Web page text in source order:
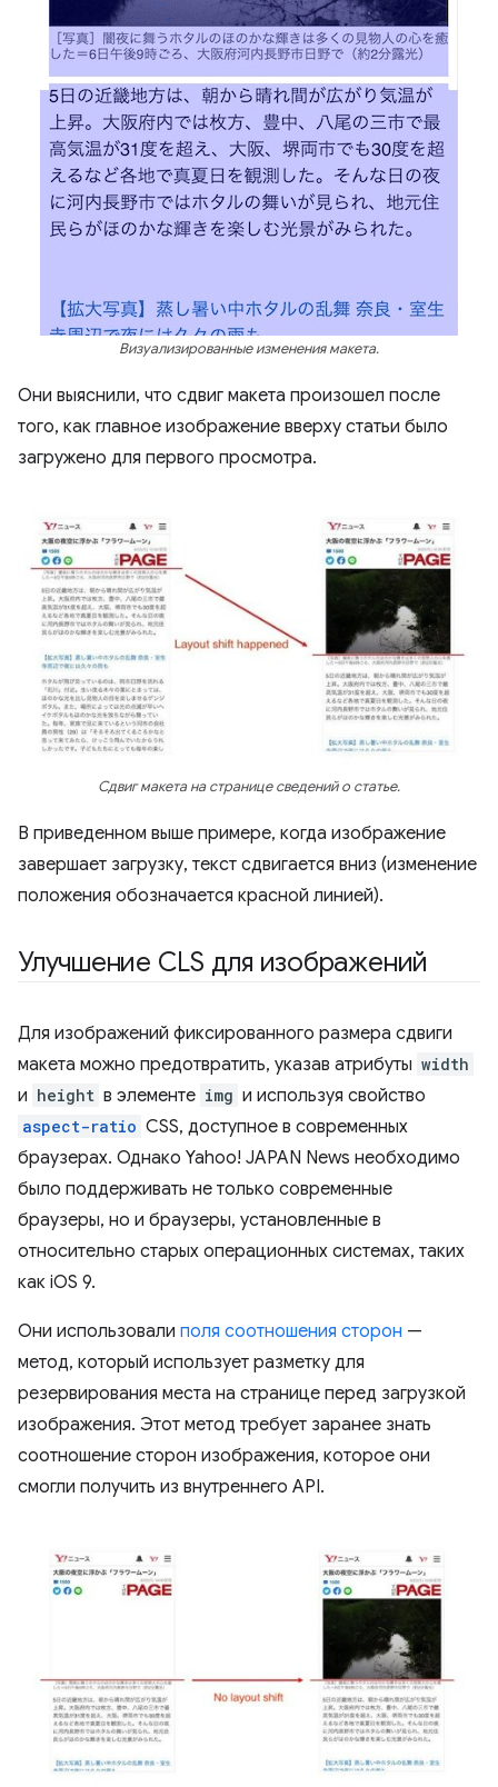
Визуализированные изменения макета.
Они выяснили, что сдвиг макета произошел после
того, как главное изображение вверху статьи было
загружено для первого просмотра.
Сдвиг макета на странице сведений о статье.
В приведенном выше примере, когда изображение
завершает загрузку, текст сдвигается вниз (изменение
положения обозначается красной линией).
Улучшение CLS для изображений
Для изображений фиксированного размера сдвиги
макета можно предотвратить, указав атрибуты width
и height в элементе img и используя свойство
aspect-ratio CSS, доступное в современных
браузерах. Однако Yahoo! JAPAN News необходимо
было поддерживать не только современные
браузеры, но и браузеры, установленные в
относительно старых операционных системах, таких
как iOS 9.
Они использовали поля соотношения сторон —
метод, который использует разметку для
резервирования места на странице перед загрузкой
изображения. Этот метод требует заранее знать
соотношение сторон изображения, которое они
смогли получить из внутреннего API.